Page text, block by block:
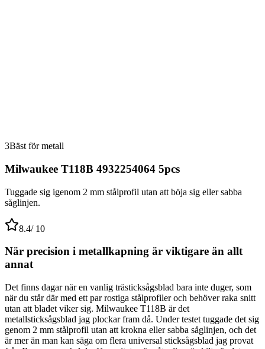
3Bäst för metall
Milwaukee T118B 4932254064 5pcs
Tuggade sig igenom 2 mm stålprofil utan att böja sig eller sabba
såglinjen.
8.4/ 10
När precision i metallkapning är viktigare än allt
annat
Det finns dagar när en vanlig trästicksågsblad bara inte duger, som
när du står där med ett par rostiga stålprofiler och behöver raka snitt
utan att bladet viker sig. Milwaukee T118B är det
metallsticksågsblad jag plockar fram då. Under testet tuggade det sig
genom 2 mm stålprofil utan att krokna eller sabba såglinjen, och det
är mer än man kan säga om flera universal sticksågsblad jag provat